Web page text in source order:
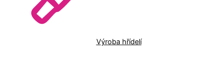
Výroba hřídelí